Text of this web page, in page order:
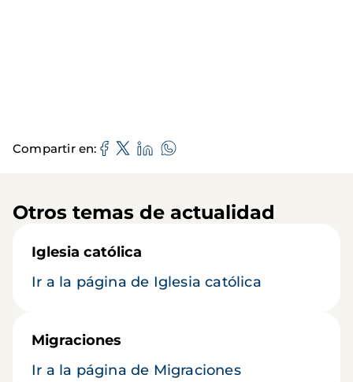
Compartir en
Otros temas de actualidad
Iglesia católica
Ir a la página de Iglesia católica
Migraciones
Ir a la página de Migraciones